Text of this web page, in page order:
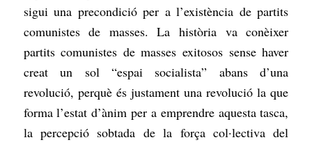
sigui una precondició per a l’existència de partits
comunistes de masses. La història va conèixer
partits comunistes de masses exitosos sense haver
creat un sol “espai socialista” abans d’una
revolució, perquè és justament una revolució la que
forma l’estat d’ànim per a emprendre aquesta tasca,
la percepció sobtada de la força col·lectiva del